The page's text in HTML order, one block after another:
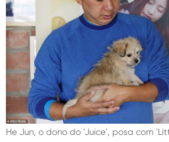
He Jun, o dono do 'Juice', posa com